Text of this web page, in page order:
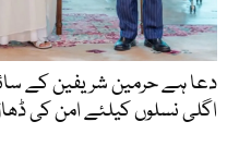
دعا ہے حرمین شریفین کے
اگلی نسلوں کیلئے امن کی